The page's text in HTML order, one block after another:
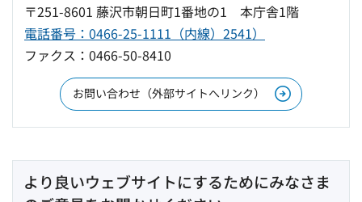
〒251-8601 藤沢市朝日町1番地の1 本庁舎1階
電話番号：0466-25-1111（内線）2541）
ファクス：0466-50-8410
お問い合わせ（外部サイトへリンク）
より良いウェブサイトにするためにみなさま